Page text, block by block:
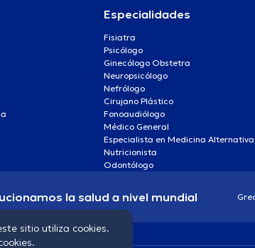
Especialidades
Fisiatra
Psicólogo
Ginecólogo Obstetra
Neuropsicólogo
Nefrólogo
Cirujano Plástico
Fonoaudiólogo
Médico General
Especialista en Medicina Alternativa
Nutricionista
Odontólogo
la salud a nivel mundial
sitio utiliza cookies.